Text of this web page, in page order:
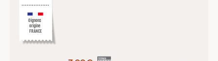
Oignons
origine
FRANCE